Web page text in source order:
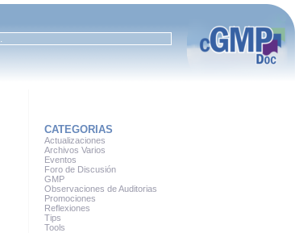
CATEGORIAS
Actualizaciones
Archivos Varios
Eventos
Foro de Discusión
GMP
Observaciones de Auditorias
Promociones
Reflexiones
Tips
Tools